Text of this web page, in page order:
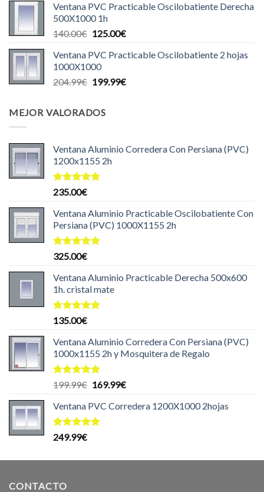
original
era:
140.00€.
actual
129.99€.
Ventana PVC Practicable Oscilobatiente Derecha
500X1000 1h
140.00€ El
original
era:
140.00€.
125.00€El
actual
125.00€.
Ventana PVC Practicable Oscilobatiente 2 hojas
1000X1000
204.99€ El
era:
199.99€El
MEJOR VALORADOS
Ventana Aluminio Corredera Con Persiana (PVC)
1200x1155 2h
Valorado
de 5
235.00€
Ventana Aluminio Practicable Oscilobatiente Con
Persiana (PVC) 1000X1155 2h
Valorado
de 5
325.00€
Ventana Aluminio Practicable Derecha 500x600
1h. cristal mate
Valorado
de 5
135.00€
Ventana Aluminio Corredera Con Persiana (PVC)
1000x1155 2h y Mosquitera de Regalo
Valorado
de 5
199.99€ El
original
era:
169.99€El
actual
Ventana PVC Corredera 1200X1000 2hojas
Valorado
249.99€
CONTACTO